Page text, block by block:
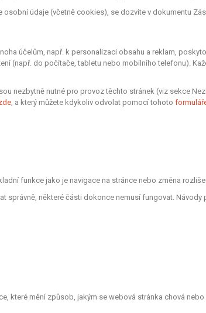
údaje (včetně cookies), se dozvíte v dokumentu
účelům, např. k personalizaci obsahu a reklam,
(např. do počítače, tabletu nebo mobilního telefonu).
nezbytně nutné pro provoz těchto stránek (viz sekce
, a který můžete kdykoliv odvolat pomocí tohoto
funkce jako je navigace na stránce nebo změna
některé části dokonce nemusí fungovat.
které mění způsob, jakým se webová stránka chová